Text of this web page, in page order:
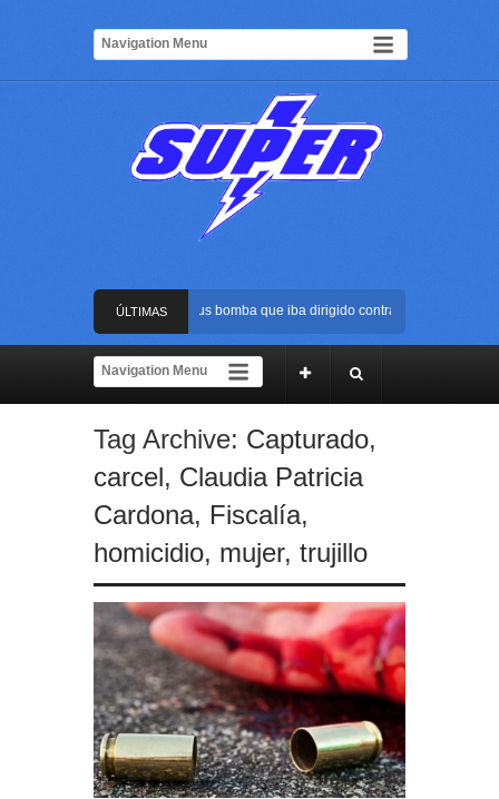
ÚLTIMAS
NOTICIAS
Frustran atentado con bus bomba que iba dirigido contra Cali durante la
La Arena USC será el escenario de la posesión presidencial de Abelardo
Rápida reacción policial evitó que presunto agresor escapara tras atacar
Frustran atentado con bus bomba que iba dirigido contra Cali durante la
Tag Archive: Capturado,
carcel, Claudia Patricia
Cardona, Fiscalía,
homicidio, mujer, trujillo